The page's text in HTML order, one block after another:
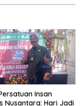
Insan
Nusantara: Hari Jadi